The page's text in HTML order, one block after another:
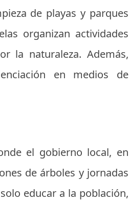
de playas y parques
organizan actividades
la naturaleza. Además,
en medios de
el gobierno local, en
de árboles y jornadas
educar a la población,